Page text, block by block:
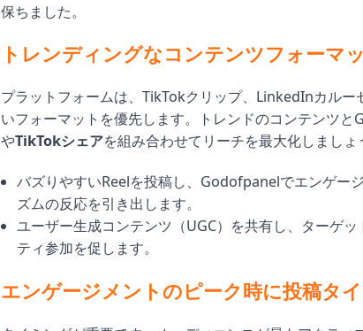
保ちました。
トレンディングなコンテンツフォーマ
プラットフォームは、TikTokクリップ、LinkedInカル
いフォーマットを優先します。トレンドのコンテンツ
やTikTokシェアを組み合わせてリーチを最大化しましょ
バズりやすいReelを投稿し、Godofpanelでエンゲー
ズムの反応を引き出します。
ユーザー生成コンテンツ（UGC）を共有し、ターゲ
ティ参加を促します。
エンゲージメントのピーク時に投稿タ